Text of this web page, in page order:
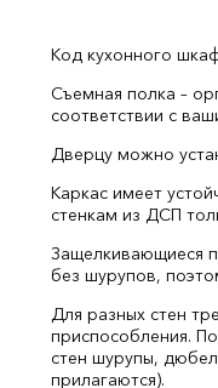
Код кухонного
Съемная полка –
соответствии с
Дверцу можно
Каркас имеет
стенкам из ДСП
Защелкивающиеся
без шурупов,
Для разных стен
приспособления.
стен шурупы,
прилагаются).